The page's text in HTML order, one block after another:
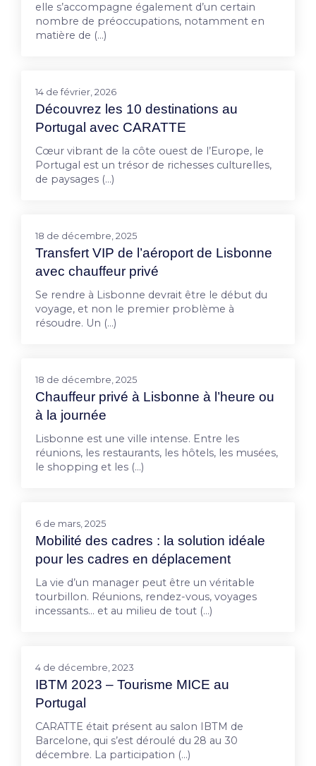
elle s’accompagne également d’un certain
nombre de préoccupations, notamment en
matière de (…)
14 de février, 2026
Découvrez les 10 destinations au
Portugal avec CARATTE
Cœur vibrant de la côte ouest de l’Europe, le
Portugal est un trésor de richesses culturelles,
de paysages (…)
18 de décembre, 2025
Transfert VIP de l’aéroport de Lisbonne
avec chauffeur privé
Se rendre à Lisbonne devrait être le début du
voyage, et non le premier problème à
résoudre. Un (…)
18 de décembre, 2025
Chauffeur privé à Lisbonne à l’heure ou
à la journée
Lisbonne est une ville intense. Entre les
réunions, les restaurants, les hôtels, les musées,
le shopping et les (…)
6 de mars, 2025
Mobilité des cadres : la solution idéale
pour les cadres en déplacement
La vie d’un manager peut être un véritable
tourbillon. Réunions, rendez-vous, voyages
incessants… et au milieu de tout (…)
4 de décembre, 2023
IBTM 2023 – Tourisme MICE au
Portugal
CARATTE était présent au salon IBTM de
Barcelone, qui s’est déroulé du 28 au 30
décembre. La participation (…)